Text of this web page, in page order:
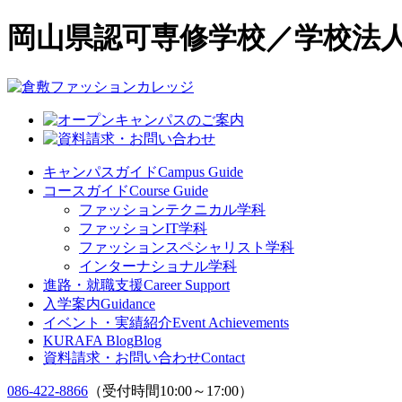
岡山県認可専修学校／学校法
キャンパスガイドCampus Guide
コースガイドCourse Guide
ファッションテクニカル学科
ファッションIT学科
ファッションスペシャリスト学科
インターナショナル学科
進路・就職支援Career Support
入学案内Guidance
イベント・実績紹介Event Achievements
KURAFA BlogBlog
資料請求・お問い合わせContact
086-422-8866 （受付時間10:00～17:00）